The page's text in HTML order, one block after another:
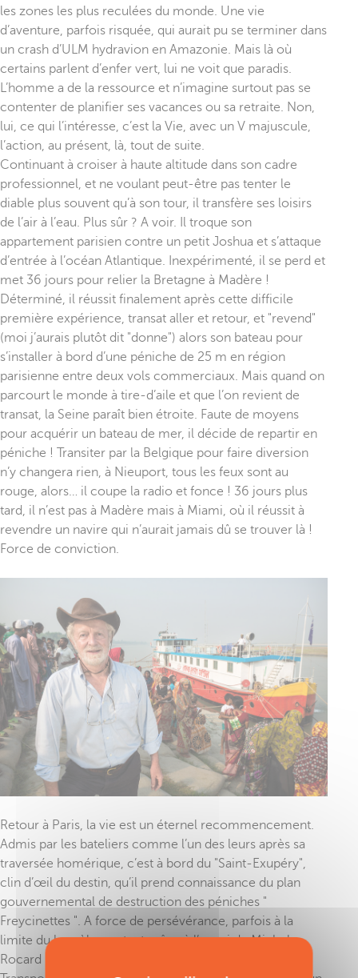
les zones les plus reculées du monde. Une vie
d’aventure, parfois risquée, qui aurait pu se terminer dans
un crash d’ULM hydravion en Amazonie. Mais là où
certains parlent d’enfer vert, lui ne voit que paradis.
L’homme a de la ressource et n’imagine surtout pas se
contenter de planifier ses vacances ou sa retraite. Non,
lui, ce qui l’intéresse, c’est la Vie, avec un V majuscule,
l’action, au présent, là, tout de suite.
Continuant à croiser à haute altitude dans son cadre
professionnel, et ne voulant peut-être pas tenter le
diable plus souvent qu’à son tour, il transfère ses loisirs
de l’air à l’eau. Plus sûr ? A voir. Il troque son
appartement parisien contre un petit Joshua et s’attaque
d’entrée à l’océan Atlantique. Inexpérimenté, il se perd et
met 36 jours pour relier la Bretagne à Madère !
Déterminé, il réussit finalement après cette difficile
première expérience, transat aller et retour, et "revend"
(moi j’aurais plutôt dit "donne") alors son bateau pour
s’installer à bord d’une péniche de 25 m en région
parisienne entre deux vols commerciaux. Mais quand on
parcourt le monde à tire-d’aile et que l’on revient de
transat, la Seine paraît bien étroite. Faute de moyens
pour acquérir un bateau de mer, il décide de repartir en
péniche ! Transiter par la Belgique pour faire diversion
n’y changera rien, à Nieuport, tous les feux sont au
rouge, alors… il coupe la radio et fonce ! 36 jours plus
tard, il n’est pas à Madère mais à Miami, où il réussit à
revendre un navire qui n’aurait jamais dû se trouver là !
Force de conviction.
Retour à Paris, la vie est un éternel recommencement.
Admis par les bateliers comme l’un des leurs après sa
traversée homérique, c’est à bord du "Saint-Exupéry",
clin d’œil du destin, qu’il prend connaissance du plan
gouvernemental de destruction des péniches "
Freycinettes ". A force de persévérance, parfois à la
limite du harcèlement, et grâce à l’appui de Michel
Rocard puis de Jacques Delors, le ministère des